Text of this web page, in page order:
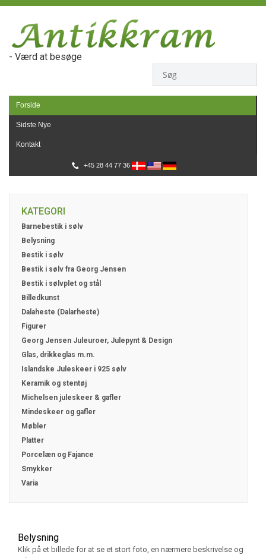
- Værd at besøge
Forside
Sidste Nye
Kontakt
+45 28 44 77 36
KATEGORI
Barnebestik i sølv
Belysning
Bestik i sølv
Bestik i sølv fra Georg Jensen
Bestik i sølvplet og stål
Billedkunst
Dalaheste (Dalarheste)
Figurer
Georg Jensen Juleuroer, Julepynt & Design
Glas, drikkeglas m.m.
Islandske Juleskeer i 925 sølv
Keramik og stentøj
Michelsen juleskeer & gafler
Mindeskeer og gafler
Møbler
Platter
Porcelæn og Fajance
Smykker
Varia
Belysning
Klik på et billede for at se et stort foto, en nærmere beskrivelse og